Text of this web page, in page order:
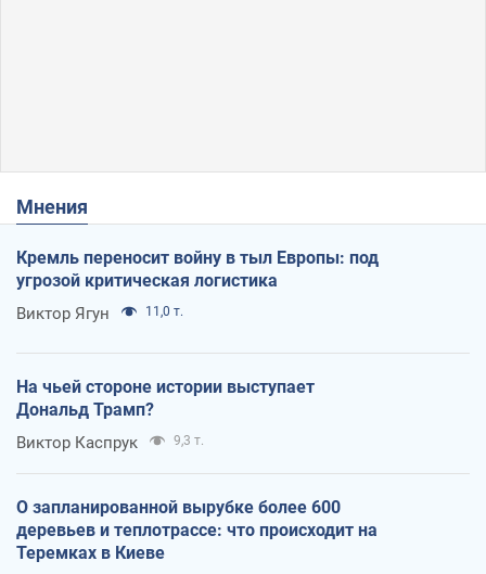
Мнения
Кремль переносит войну в тыл Европы: под
угрозой критическая логистика
Виктор Ягун 11,0 т.
На чьей стороне истории выступает
Дональд Трамп?
Виктор Каспрук 9,3 т.
О запланированной вырубке более 600
деревьев и теплотрассе: что происходит на
Теремках в Киеве